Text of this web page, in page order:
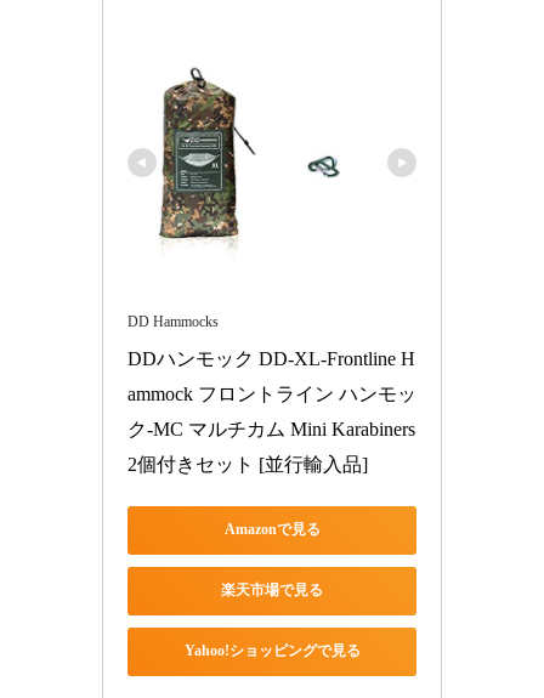
DD Hammocks
DDハンモック DD-XL-Frontline H
ammock フロントライン ハンモッ
ク-MC マルチカム Mini Karabiners
2個付きセット [並行輸入品]
Amazonで見る
楽天市場で見る
Yahoo!ショッピングで見る